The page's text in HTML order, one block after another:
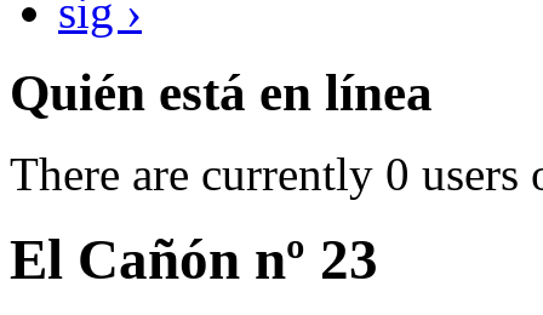
sig ›
Quién está en línea
There are currently 0 users
El Cañón nº 23